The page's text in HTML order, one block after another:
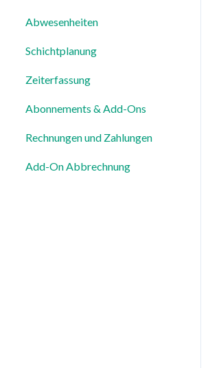
Login, Account & Sicherheit
Mitarbeiterverwaltung
Mitarbeiterprofile &
Arbeitsbereiche
Zeiterfassung, Soll-Stunden
Abwesenheiten
Schichtplanung
Zeiterfassung
Abonnements & Add-Ons
Rechnungen und Zahlungen
Add-On Abbrechnung